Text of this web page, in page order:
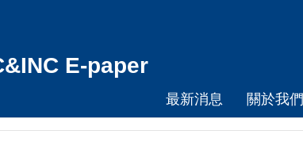
E-paper
最新消息 關於我們